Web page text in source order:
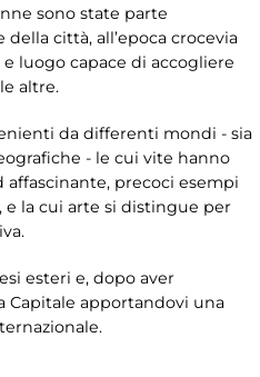
sono state parte
città, all’epoca crocevia
luogo capace di accogliere
altre.
da differenti mondi - sia
- le cui vite hanno
precoci esempi
la cui arte si distingue per
esteri e, dopo aver
Capitale apportandovi una